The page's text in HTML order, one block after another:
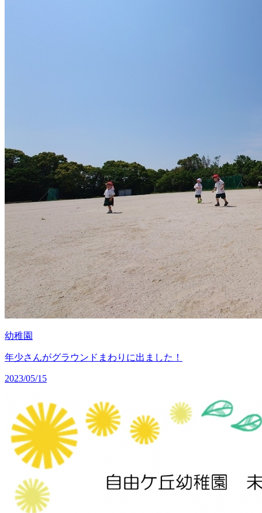
幼稚園
年少さんがグラウンドまわりに出ました！
2023/05/15